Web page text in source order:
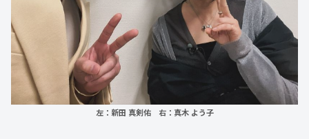
左：新田 真剣佑 右：真木 よう子